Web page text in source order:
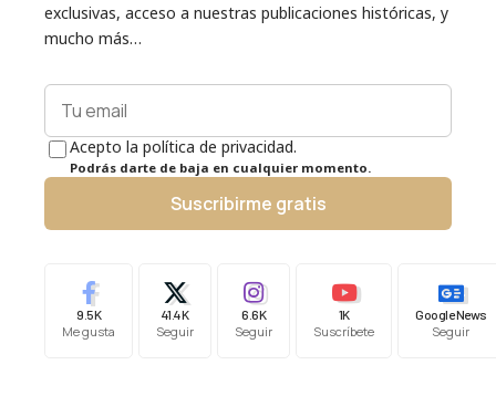
exclusivas, acceso a nuestras publicaciones históricas, y
mucho más…
Acepto la política de privacidad.
Podrás darte de baja en cualquier momento.
Suscribirme gratis
9.5K
Me gusta
41.4K
Seguir
6.6K
Seguir
1K
Suscríbete
Google News
Seguir